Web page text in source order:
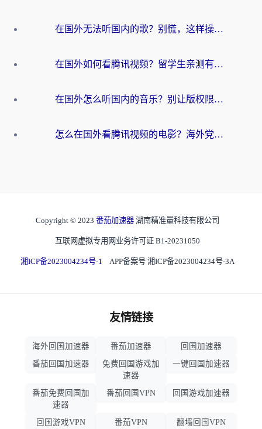
在国外无法听国内的歌？别慌，这样操作就能畅听QQ音乐（附亲测加速器推荐）
在国外如何看腾讯视频？留学生亲测有效的回国加速方案
在国外怎么听国内的音乐？别让版权限制断了你的华语歌单
怎么在国外看腾讯视频的电影？海外党亲测有效的回国加速指南
Copyright © 2023 番茄加速器 湖南精准量科技有限公司
互联网虚拟专用网业务许可证 B1-20231050
湘ICP备2023004234号-1 APP备案号 湘ICP备2023004234号-3A
友情链接
海外回国加速器 番茄加速器
回国加速器
番茄回国加速器
免费回国游戏加
速器
一键回国加速器
番茄免费回国加
速器
番茄回国VPN 回国游戏加速器
回国游戏VPN 番茄VPN 翻墙回国VPN